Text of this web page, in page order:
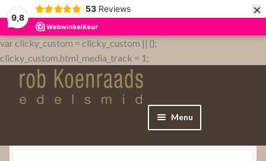
9,8
53 Reviews ×
var clicky_custom = clicky_custom || {};
clicky_custom.html_media_track = 1;
Menu
Home